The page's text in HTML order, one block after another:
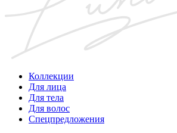
Коллекции
Для лица
Для тела
Для волос
Спецпредложения